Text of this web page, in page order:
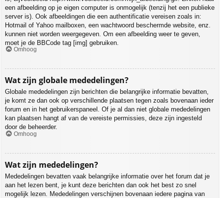
een afbeelding op je eigen computer is onmogelijk (tenzij het een publieke
server is). Ook afbeeldingen die een authentificatie vereisen zoals in:
Hotmail of Yahoo mailboxen, een wachtwoord beschermde website, enz.
kunnen niet worden weergegeven. Om een afbeelding weer te geven,
moet je de BBCode tag [img] gebruiken.
Omhoog
Wat zijn globale mededelingen?
Globale mededelingen zijn berichten die belangrijke informatie bevatten,
je komt ze dan ook op verschillende plaatsen tegen zoals bovenaan ieder
forum en in het gebruikerspaneel. Of je al dan niet globale mededelingen
kan plaatsen hangt af van de vereiste permissies, deze zijn ingesteld
door de beheerder.
Omhoog
Wat zijn mededelingen?
Mededelingen bevatten vaak belangrijke informatie over het forum dat je
aan het lezen bent, je kunt deze berichten dan ook het best zo snel
mogelijk lezen. Mededelingen verschijnen bovenaan iedere pagina van